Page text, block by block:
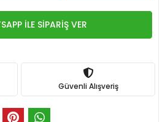
İLE SİPARİŞ VER
Güvenli Alışveriş